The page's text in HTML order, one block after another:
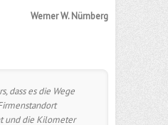
Werner W. Nürnberg
dass es die Wege
und die Kilometer